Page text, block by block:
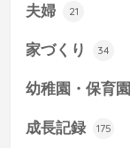
夫婦 21
家づくり 34
幼稚園・保育園
成長記録 175